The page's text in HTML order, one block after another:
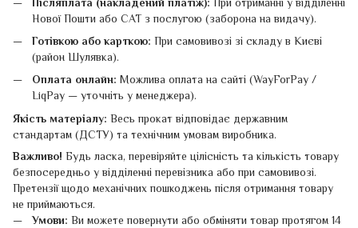
Нової Пошти або САТ з послугою (заборона на видачу).
Готівкою або карткою: При самовивозі зі складу в Києві
(район Шулявка).
Оплата онлайн: Можлива оплата на сайті (WayForPay /
LiqPay — уточніть у менеджера).
Якість матеріалу: Весь прокат відповідає державним
стандартам (ДСТУ) та технічним умовам виробника.
Важливо! Будь ласка, перевіряйте цілісність та кількість товару
безпосередньо у відділенні перевізника або при самовивозі.
Претензії щодо механічних пошкоджень після отримання товару
не приймаються.
Умови: Ви можете повернути або обміняти товар протягом 14